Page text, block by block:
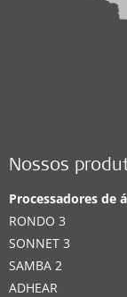
Nossos
Processadores de
RONDO 3
SONNET 3
SAMBA 2
ADHEAR